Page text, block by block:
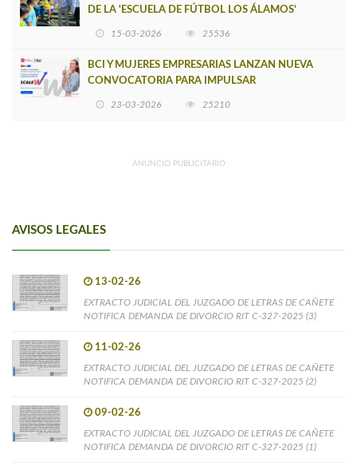
DE LA 'ESCUELA DE FÚTBOL LOS ÁLAMOS'
15-03-2026 25536
BCI Y MUJERES EMPRESARIAS LANZAN NUEVA
CONVOCATORIA PARA IMPULSAR
23-03-2026 25210
ANUNCIO PUBLICITARIO
AVISOS LEGALES
13-02-26
EXTRACTO JUDICIAL DEL JUZGADO DE LETRAS DE CAÑETE
NOTIFICA DEMANDA DE DIVORCIO RIT C-327-2025 (3)
11-02-26
EXTRACTO JUDICIAL DEL JUZGADO DE LETRAS DE CAÑETE
NOTIFICA DEMANDA DE DIVORCIO RIT C-327-2025 (2)
09-02-26
EXTRACTO JUDICIAL DEL JUZGADO DE LETRAS DE CAÑETE
NOTIFICA DEMANDA DE DIVORCIO RIT C-327-2025 (1)